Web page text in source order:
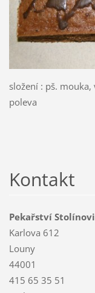
složení : pš.
poleva
Kontakt
Pekařství
Karlova 612
Louny
44001
415 65 35 51